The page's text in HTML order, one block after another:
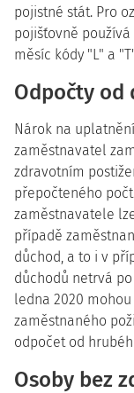
pojistné stát. Pro
pojišťovně
měsíc kódy "L" a
Odpočty od
Nárok na
zaměstnavatel
zdravotním
přepočteného
zaměstnavatele
případě
důchod, a to i v
důchodů netrvá
ledna 2020
zaměstnaného
odpočet od
Osoby bez